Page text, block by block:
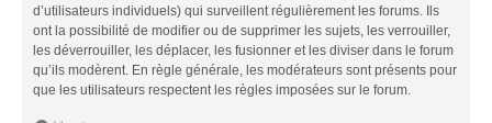
d’utilisateurs individuels) qui surveillent régulièrement les forums. Ils
ont la possibilité de modifier ou de supprimer les sujets, les verrouiller,
les déverrouiller, les déplacer, les fusionner et les diviser dans le forum
qu’ils modèrent. En règle générale, les modérateurs sont présents pour
que les utilisateurs respectent les règles imposées sur le forum.